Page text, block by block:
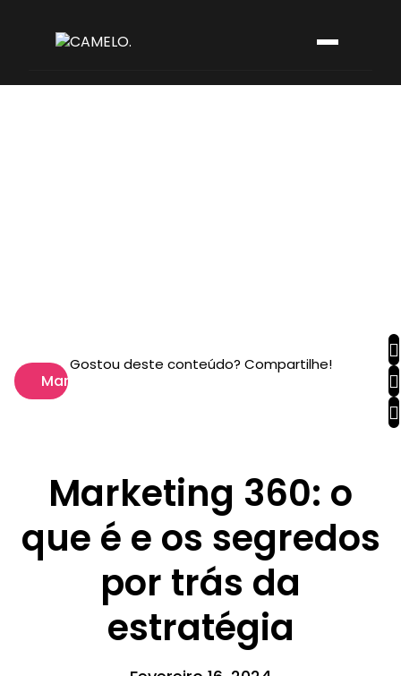
Marketing
Gostou deste conteúdo? Compartilhe!
Marketing 360: o
que é e os segredos
por trás da
estratégia